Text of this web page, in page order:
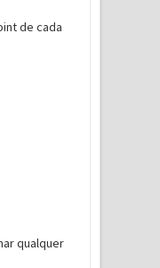
de cada
qualquer